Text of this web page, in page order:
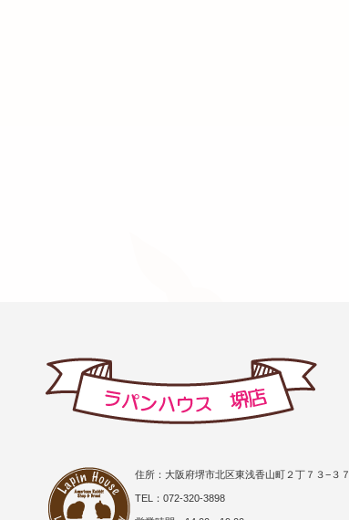
住所：大阪府堺市北区東浅香山町２丁７３−３７
TEL：072-320-3898